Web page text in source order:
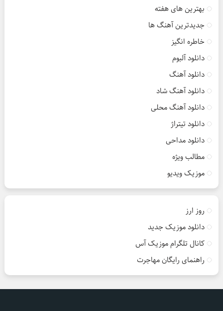
بهترین های هفته
جدیدترین آهنگ ها
خاطره انگیز
دانلود آلبوم
دانلود آهنگ
دانلود آهنگ شاد
دانلود آهنگ محلی
دانلود تیتراژ
دانلود مداحی
مطالب ویژه
موزیک ویدیو
روز ارز
دانلود موزیک جدید
کانال تلگرام موزیک آس
راهنمای رایگان مهاجرت